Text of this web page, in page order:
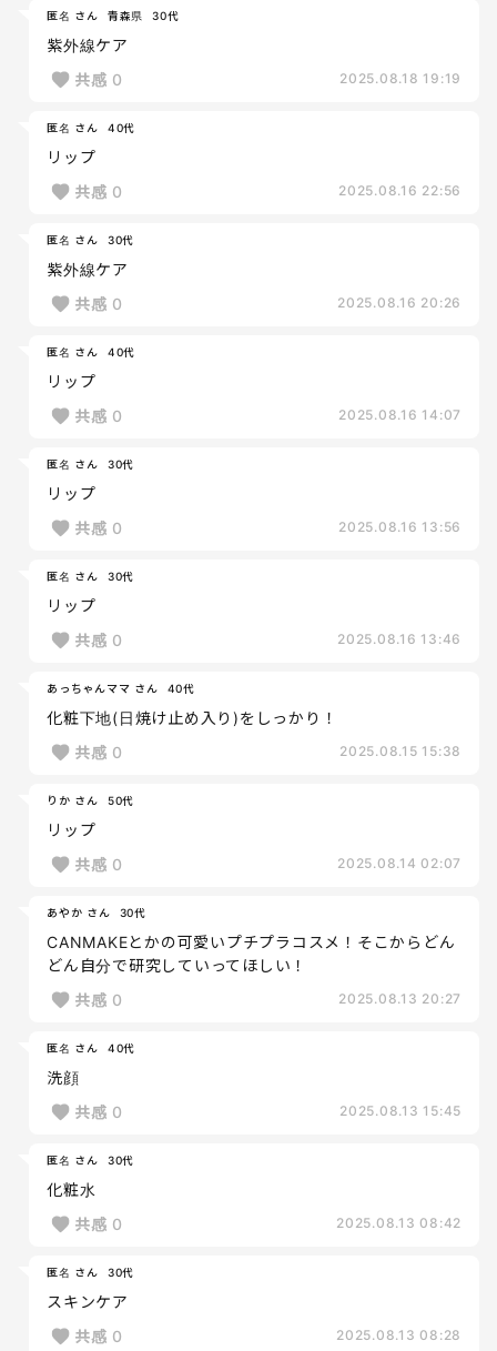
匿名 さん 青森県 30代
紫外線ケア
共感 0 2025.08.18 19:19
匿名 さん 40代
リップ
共感 0 2025.08.16 22:56
匿名 さん 30代
紫外線ケア
共感 0 2025.08.16 20:26
匿名 さん 40代
リップ
共感 0 2025.08.16 14:07
匿名 さん 30代
リップ
共感 0 2025.08.16 13:56
匿名 さん 30代
リップ
共感 0 2025.08.16 13:46
あっちゃんママ さん 40代
化粧下地(日焼け止め入り)をしっかり！
共感 0 2025.08.15 15:38
りか さん 50代
リップ
共感 0 2025.08.14 02:07
あやか さん 30代
CANMAKEとかの可愛いプチプラコスメ！そこからどん
どん自分で研究していってほしい！
共感 0 2025.08.13 20:27
匿名 さん 40代
洗顔
共感 0 2025.08.13 15:45
匿名 さん 30代
化粧水
共感 0 2025.08.13 08:42
匿名 さん 30代
スキンケア
共感 0 2025.08.13 08:28